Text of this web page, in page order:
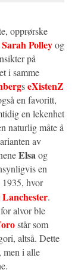
opprørske
Sarah Polleyog
på
i samme
seXistenZ
en favoritt,
en lekenhet
naturlig måte å
av
Elsaog
en
1935, hvor
Lanchester.
alvor ble
står som
altså. Dette
men i alle